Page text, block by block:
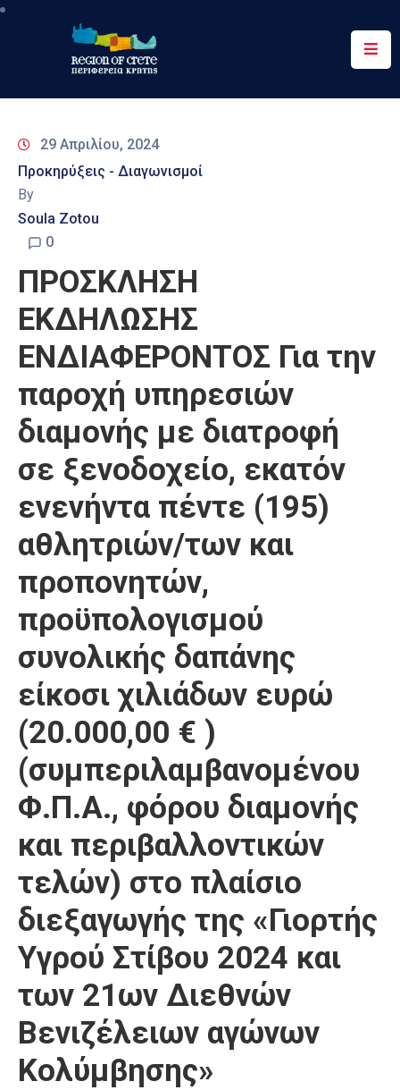
Περιφέρεια
&
Δράσεις
Ψηφιακές
Επικοινωνία
29 Απριλίου, 2024
Προκηρύξεις - Διαγωνισμοί
By
Soula Zotou
0
ΠΡΟΣΚΛΗΣΗ
ΕΚΔΗΛΩΣΗΣ
ΕΝΔΙΑΦΕΡΟΝΤΟΣ Για την
παροχή υπηρεσιών
διαμονής με διατροφή
σε ξενοδοχείο, εκατόν
ενενήντα πέντε (195)
αθλητριών/των και
προπονητών,
προϋπολογισμού
συνολικής δαπάνης
είκοσι χιλιάδων ευρώ
(20.000,00 € )
(συμπεριλαμβανομένου
Φ.Π.Α., φόρου διαμονής
και περιβαλλοντικών
τελών) στο πλαίσιο
διεξαγωγής της «Γιορτής
Υγρού Στίβου 2024 και
των 21ων Διεθνών
Βενιζέλειων αγώνων
Κολύμβησης»